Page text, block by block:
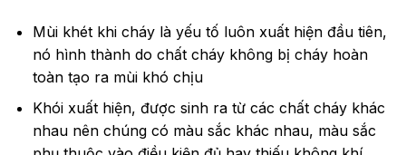
Mùi khét khi cháy là yếu tố luôn xuất hiện đầu tiên,
nó hình thành do chất cháy không bị cháy hoàn
toàn tạo ra mùi khó chịu
Khói xuất hiện, được sinh ra từ các chất cháy khác
nhau nên chúng có màu sắc khác nhau, màu sắc